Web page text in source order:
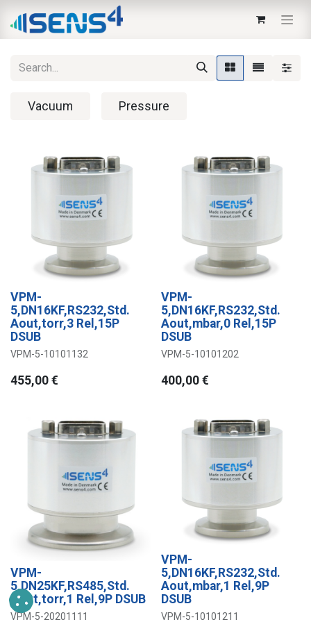
Vacuum Pressure
VPM-
5,DN16KF,RS232,Std.
Aout,torr,3 Rel,15P
DSUB
VPM-5-10101132
455,00 €
VPM-
5,DN16KF,RS232,Std.
Aout,mbar,0 Rel,15P
DSUB
VPM-5-10101202
400,00€
VPM-
5,DN25KF,RS485,Std.
Aout,torr,1 Rel,9P DSUB
VPM-5-20201111
VPM-
5,DN16KF,RS232,Std.
Aout,mbar,1 Rel,9P
DSUB
VPM-5-10101211